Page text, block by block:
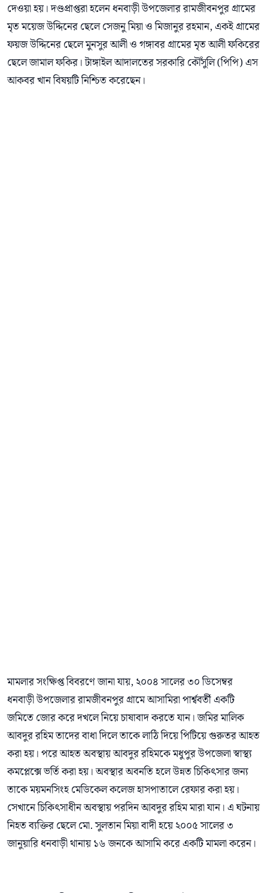
দেওয়া হয়। দণ্ডপ্রাপ্তরা হলেন ধনবাড়ী উপজেলার রামজীবনপুর গ্রামের
মৃত ময়েজ উদ্দিনের ছেলে সেজনু মিয়া ও মিজানুর রহমান, একই গ্রামের
ফয়জ উদ্দিনের ছেলে মুনসুর আলী ও গঙ্গাবর গ্রামের মৃত আলী ফকিরের
ছেলে জামাল ফকির। টাঙ্গাইল আদালতের সরকারি কৌঁসুলি (পিপি) এস
আকবর খান বিষয়টি নিশ্চিত করেছেন।
মামলার সংক্ষিপ্ত বিবরণে জানা যায়, ২০০৪ সালের ৩০ ডিসেম্বর
ধনবাড়ী উপজেলার রামজীবনপুর গ্রামে আসামিরা পার্শ্ববর্তী একটি
জমিতে জোর করে দখলে নিয়ে চাষাবাদ করতে যান। জমির মালিক
আবদুর রহিম তাদের বাধা দিলে তাকে লাঠি দিয়ে পিটিয়ে গুরুতর আহত
করা হয়। পরে আহত অবস্থায় আবদুর রহিমকে মধুপুর উপজেলা স্বাস্থ্য
কমপ্লেক্সে ভর্তি করা হয়। অবস্থার অবনতি হলে উন্নত চিকিৎসার জন্য
তাকে ময়মনসিংহ মেডিকেল কলেজ হাসপাতালে রেফার করা হয়।
সেখানে চিকিৎসাধীন অবস্থায় পরদিন আবদুর রহিম মারা যান। এ ঘটনায়
নিহত ব্যক্তির ছেলে মো. সুলতান মিয়া বাদী হয়ে ২০০৫ সালের ৩
জানুয়ারি ধনবাড়ী থানায় ১৬ জনকে আসামি করে একটি মামলা করেন।